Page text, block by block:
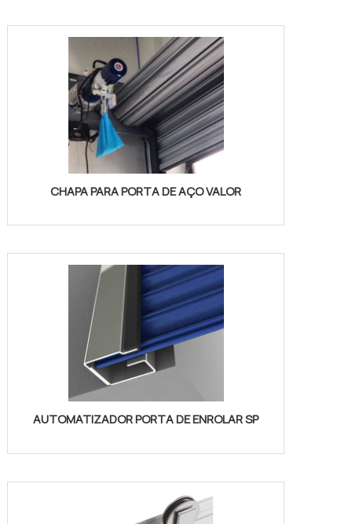
CHAPA PARA PORTA DE AÇO VALOR
AUTOMATIZADOR PORTA DE ENROLAR SP